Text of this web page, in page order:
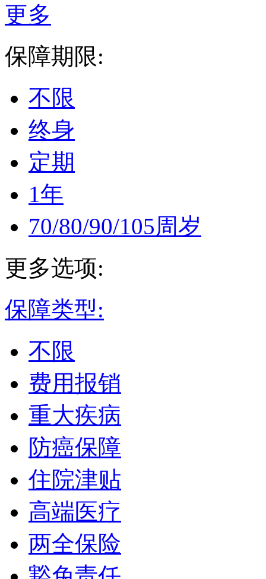
更多
保障期限:
不限
终身
定期
1年
70/80/90/105周岁
更多选项:
保障类型:
不限
费用报销
重大疾病
防癌保障
住院津贴
高端医疗
两全保险